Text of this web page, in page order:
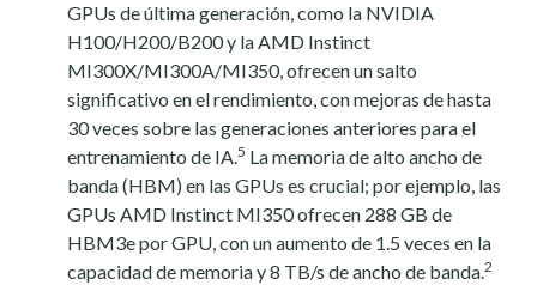
GPUs de última generación, como la NVIDIA
H100/H200/B200 y la AMD Instinct
MI300X/MI300A/MI350, ofrecen un salto
significativo en el rendimiento, con mejoras de hasta
30 veces sobre las generaciones anteriores para el
entrenamiento de IA.5 La memoria de alto ancho de
banda (HBM) en las GPUs es crucial; por ejemplo, las
GPUs AMD Instinct MI350 ofrecen 288 GB de
HBM3e por GPU, con un aumento de 1.5 veces en la
capacidad de memoria y 8 TB/s de ancho de banda.2